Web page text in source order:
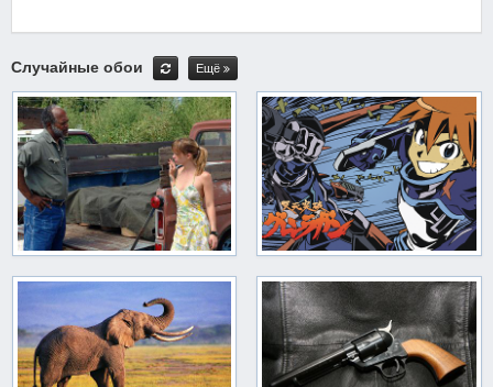
Случайные обои Ещё